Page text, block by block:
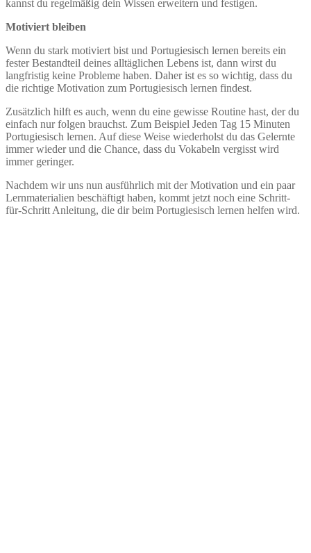
kannst du regelmäßig dein Wissen erweitern und festigen.
Motiviert bleiben
Wenn du stark motiviert bist und Portugiesisch lernen bereits ein
fester Bestandteil deines alltäglichen Lebens ist, dann wirst du
langfristig keine Probleme haben. Daher ist es so wichtig, dass du
die richtige Motivation zum Portugiesisch lernen findest.
Zusätzlich hilft es auch, wenn du eine gewisse Routine hast, der du
einfach nur folgen brauchst. Zum Beispiel Jeden Tag 15 Minuten
Portugiesisch lernen. Auf diese Weise wiederholst du das Gelernte
immer wieder und die Chance, dass du Vokabeln vergisst wird
immer geringer.
Nachdem wir uns nun ausführlich mit der Motivation und ein paar
Lernmaterialien beschäftigt haben, kommt jetzt noch eine Schritt-
für-Schritt Anleitung, die dir beim Portugiesisch lernen helfen wird.